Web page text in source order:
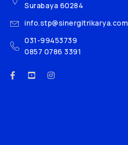
Surabaya 60284
info.stp@sinergitrikarya.com
031-99453739
0857 0786 3391